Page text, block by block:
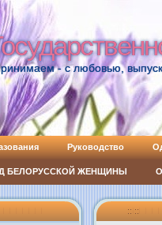
- с любовью,
Руководство
БЕЛОРУССКОЙ ЖЕНЩИНЫ
:: ::